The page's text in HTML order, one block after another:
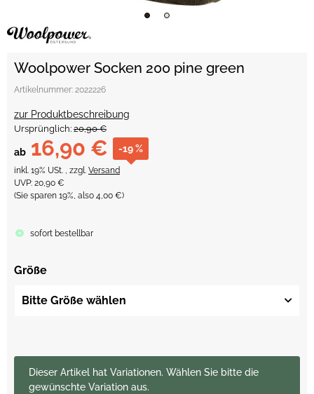
Woolpower Socken 200 pine green
Artikelnummer: 2022226
zur Produktbeschreibung
Ursprünglich: 20,90 €
ab 16,90 € -19 %
inkl. 19% USt. , zzgl. Versand
UVP: 20,90 €
(Sie sparen 19%, also 4,00 €)
sofort bestellbar
Größe
Bitte Größe wählen
xDieser Artikel hat Variationen. Wählen Sie bitte die
gewünschte Variation aus.